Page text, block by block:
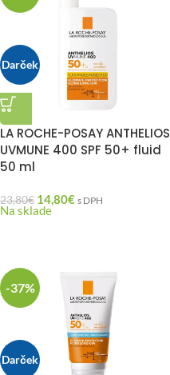
Darček
LA ROCHE-POSAY ANTHELIOS
UVMUNE 400 SPF 50+ fluid
50 ml
23,80€ 14,80€ s DPH
Na sklade
Darček
-37%